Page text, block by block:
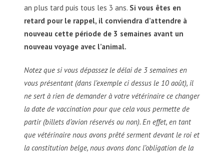
an plus tard puis tous les 3 ans. Si vous êtes en
retard pour le rappel, il conviendra d’attendre à
nouveau cette période de 3 semaines avant un
nouveau voyage avec l’animal.
Notez que si vous dépassez le délai de 3 semaines en
vous présentant (dans l’exemple ci dessus le 10 août), il
ne sert à rien de demander à votre vétérinaire ce changer
la date de vaccination pour que cela vous permette de
partir (billets d’avion réservés ou non). En effet, en tant
que vétérinaire nous avons prêté serment devant le roi et
la constitution belge, nous avons donc l’obligation de la